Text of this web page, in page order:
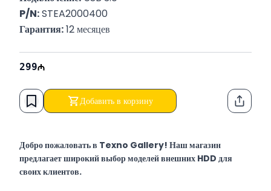
P/N: STEA2000400
Гарантия: 12 месяцев
299
Добавить в корзину
Добро пожаловать в Texno Gallery! Наш магазин
предлагает широкий выбор моделей внешних HDD для
своих клиентов.